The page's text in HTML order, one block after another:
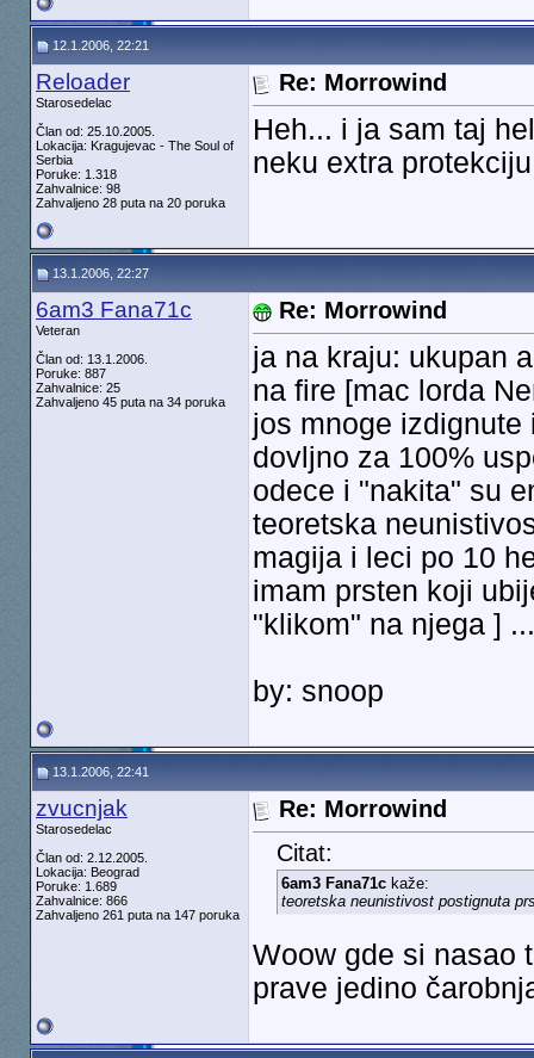
12.1.2006, 22:21
Reloader
Starosedelac
Član od: 25.10.2005.
Lokacija: Kragujevac - The Soul of
Serbia
Poruke: 1.318
Zahvalnice: 98
Zahvaljeno 28 puta na 20 poruka
Re: Morrowind
Heh... i ja sam taj
neku extra
13.1.2006, 22:27
6am3 Fana71c
Veteran
Član od: 13.1.2006.
Poruke: 887
Zahvalnice: 25
Zahvaljeno 45 puta na 34 poruka
Re: Morrowind
ja na kraju: ukupan
na fire [mac lorda
jos mnoge
dovljno za 100%
odece i "nakita" su
teoretska
magija i leci po 10
imam prsten koji
"klikom" na njega ]
by: snoop
13.1.2006, 22:41
zvucnjak
Starosedelac
Član od: 2.12.2005.
Lokacija: Beograd
Poruke: 1.689
Zahvalnice: 866
Zahvaljeno 261 puta na 147 poruka
Re: Morrowind
Citat:
6am3 Fana71ckaže:
teoretska neunistivost postignuta
Woow gde si nasao
prave jedino